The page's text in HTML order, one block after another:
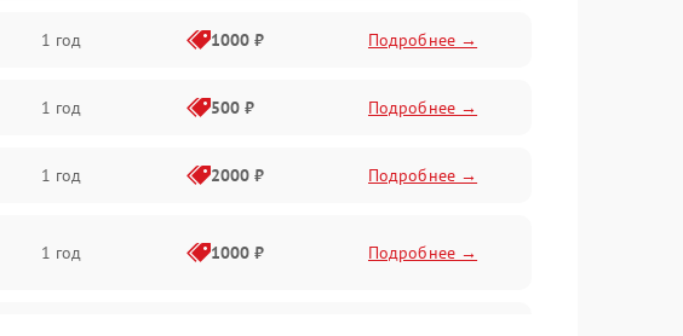
1 год 1000 ₽ Подробнее →
1 год 500 ₽ Подробнее →
1 год 2000 ₽ Подробнее →
1 год 1000 ₽ Подробнее →